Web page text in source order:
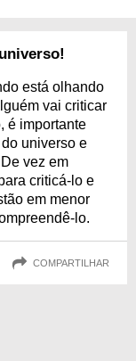
está olhando
vai criticar
é importante
universo e
vez em
criticá-lo e
em menor
lo.
COMPARTILHAR